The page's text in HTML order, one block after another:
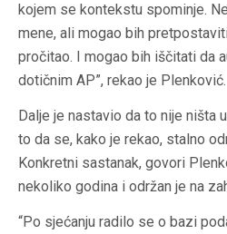
kojem se kontekstu spominje.
mene, ali mogao bih
pročitao. I mogao bih iščitati da
dotičnim AP”, rekao je Plenković.
Dalje je nastavio da to nije ništa
to da se, kako je rekao, stalno
Konkretni sastanak, govori
nekoliko godina i održan je na
“Po sjećanju radilo se o bazi